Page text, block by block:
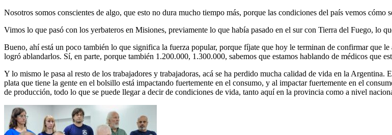
Nosotros somos conscientes de algo, que esto no dura mucho tiempo más, porque las condiciones del país vemos cómo
Vimos lo que pasó con los yerbateros en Misiones, previamente lo que había pasado en el sur con Tierra del Fuego, lo
Bueno, ahí está un poco también lo que significa la fuerza popular, porque fíjate que hoy le terminan de confirmar que
logró ablandarlos. Sí, en parte, porque también 1.200.000, 1.300.000, sabemos que estamos hablando de médicos que
Y lo mismo le pasa al resto de los trabajadores y trabajadoras, acá se ha perdido mucha calidad de vida en la
plata que tiene la gente en el bolsillo está impactando fuertemente en el consumo, y al impactar fuertemente en el
de producción, todo lo que se puede llegar a decir de condiciones de vida, tanto aquí en la provincia como a nivel